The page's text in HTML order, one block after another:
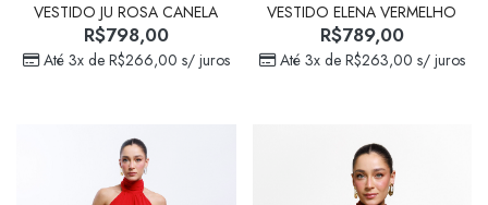
VESTIDO JU ROSA CANELA
R$798,00
Até 3x de R$266,00 s/ juros
VESTIDO ELENA VERMELHO
R$789,00
Até 3x de R$263,00 s/ juros